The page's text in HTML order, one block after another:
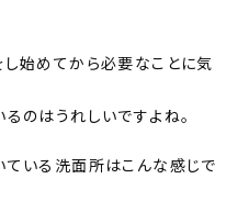
始めてから必要なことに気
のはうれしいですよね。
いる洗面所はこんな感じで